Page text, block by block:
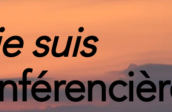
suis